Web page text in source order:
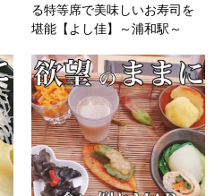
る特等席で美味しいお寿司を
堪能【よし佳】～浦和駅～